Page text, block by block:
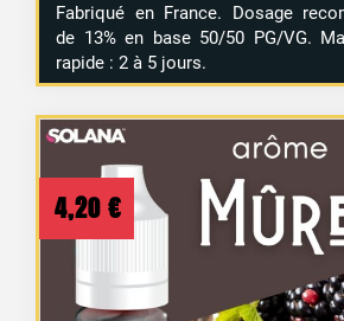
Fabriqué en France. Dosage
de 13% en base 50/50 PG/VG.
rapide : 2 à 5 jours.
4,20 €